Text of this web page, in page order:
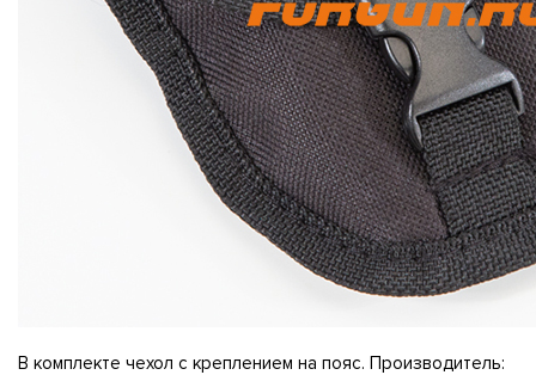
В комплекте чехол с креплением на пояс. Производитель: